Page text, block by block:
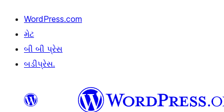
WordPress.com
મેટ
બી બી પ્રેસ
બડીપ્રેસ.